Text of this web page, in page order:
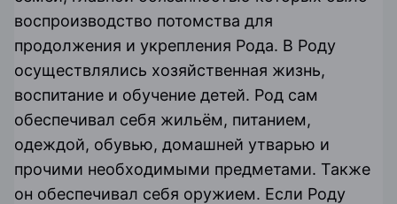
воспроизводство потомства для
продолжения и укрепления Рода. В Роду
осуществлялись хозяйственная жизнь,
воспитание и обучение детей. Род сам
обеспечивал себя жильём, питанием,
одеждой, обувью, домашней утварью и
прочими необходимыми предметами. Также
он обеспечивал себя оружием. Если Роду